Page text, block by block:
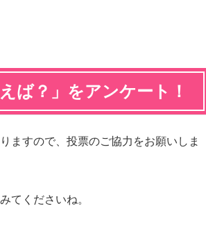
ば？」をアンケート！
ますので、投票のご協力をお願いしま
てくださいね。